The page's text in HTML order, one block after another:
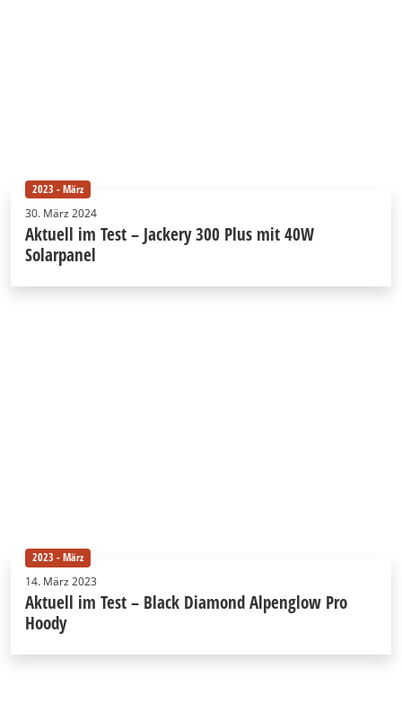
2023 - März
30. März 2024
Aktuell im Test – Jackery 300 Plus mit 40W
Solarpanel
2023 - März
14. März 2023
Aktuell im Test – Black Diamond Alpenglow Pro
Hoody